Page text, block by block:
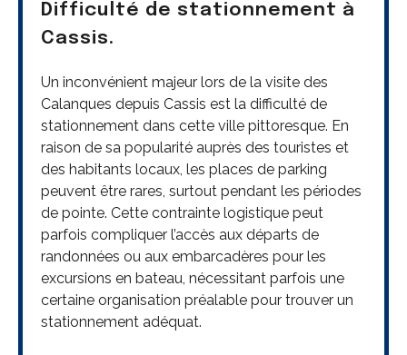
Difficulté de stationnement à
Cassis.
Un inconvénient majeur lors de la visite des
Calanques depuis Cassis est la difficulté de
stationnement dans cette ville pittoresque. En
raison de sa popularité auprès des touristes et
des habitants locaux, les places de parking
peuvent être rares, surtout pendant les périodes
de pointe. Cette contrainte logistique peut
parfois compliquer l’accès aux départs de
randonnées ou aux embarcadères pour les
excursions en bateau, nécessitant parfois une
certaine organisation préalable pour trouver un
stationnement adéquat.